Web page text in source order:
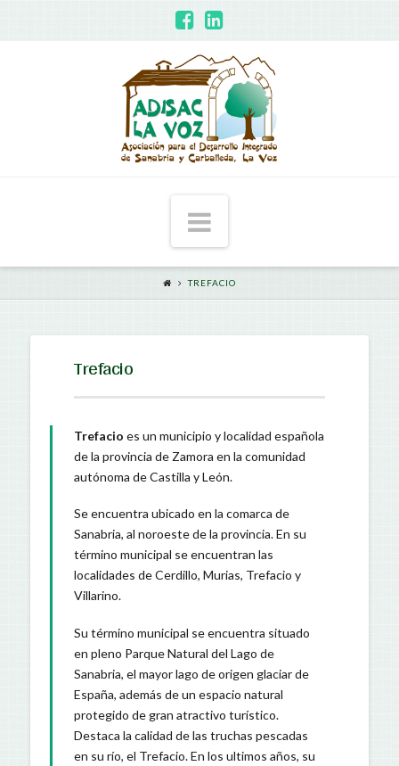
ADISAC
Voz Navigation
TREFACIO
Trefacio
Trefacio es un municipio y localidad española
de la provincia de Zamora en la comunidad
autónoma de Castilla y León.
Se encuentra ubicado en la comarca de
Sanabria, al noroeste de la provincia. En su
término municipal se encuentran las
localidades de Cerdillo, Murias, Trefacio y
Villarino.
Su término municipal se encuentra situado
en pleno Parque Natural del Lago de
Sanabria, el mayor lago de origen glaciar de
España, además de un espacio natural
protegido de gran atractivo turístico.
Destaca la calidad de las truchas pescadas
en su río, el Trefacio. En los ultimos años, su